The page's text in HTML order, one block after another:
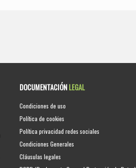
DOCUMENTACIÓNLEGAL
Condiciones de uso
Política de cookies
Política privacidad redes sociales
Condiciones Generales
Cláusulas legales